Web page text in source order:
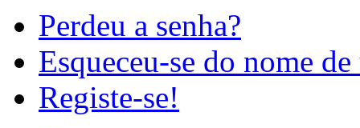
Perdeu a senha?
Esqueceu-se do nome
Registe-se!